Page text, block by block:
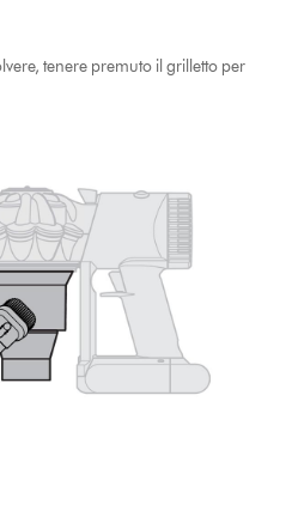
tenere premuto il grilletto per